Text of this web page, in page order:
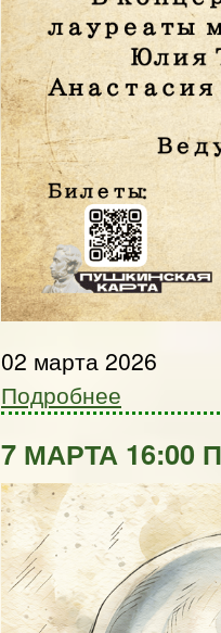
02 марта 2026
Подробнее
7 МАРТА 16:00